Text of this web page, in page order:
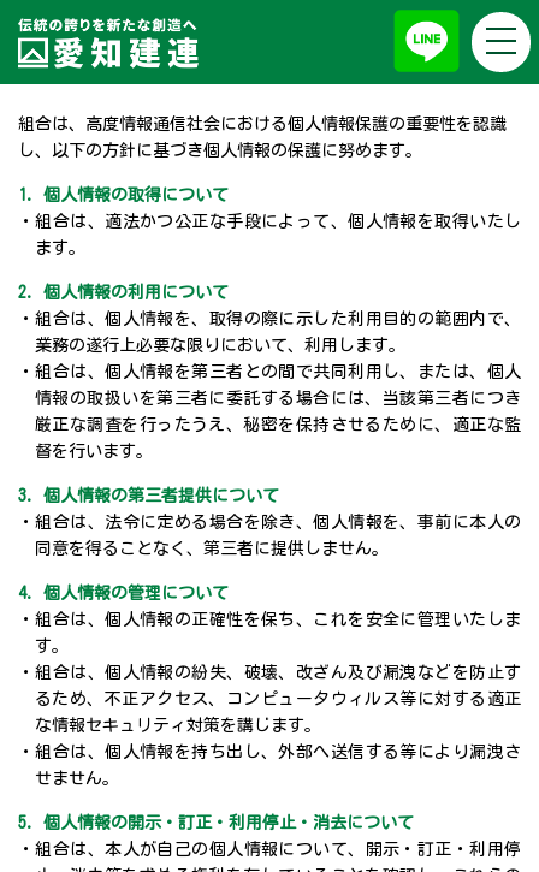
プライバシーポリシー
組合は、高度情報通信社会における個人情報保護の重要性を認識
し、以下の方針に基づき個人情報の保護に努めます。
1. 個人情報の取得について
・組合は、適法かつ公正な手段によって、個人情報を取得いたし
ます。
2. 個人情報の利用について
・組合は、個人情報を、取得の際に示した利用目的の範囲内で、
業務の遂行上必要な限りにおいて、利用します。
・組合は、個人情報を第三者との間で共同利用し、または、個人
情報の取扱いを第三者に委託する場合には、当該第三者につき
厳正な調査を行ったうえ、秘密を保持させるために、適正な監
督を行います。
3. 個人情報の第三者提供について
・組合は、法令に定める場合を除き、個人情報を、事前に本人の
同意を得ることなく、第三者に提供しません。
4. 個人情報の管理について
・組合は、個人情報の正確性を保ち、これを安全に管理いたしま
す。
・組合は、個人情報の紛失、破壊、改ざん及び漏洩などを防止す
るため、不正アクセス、コンピュータウィルス等に対する適正
な情報セキュリティ対策を講じます。
・組合は、個人情報を持ち出し、外部へ送信する等により漏洩さ
せません。
5. 個人情報の開示・訂正・利用停止・消去について
・組合は、本人が自己の個人情報について、開示・訂正・利用停